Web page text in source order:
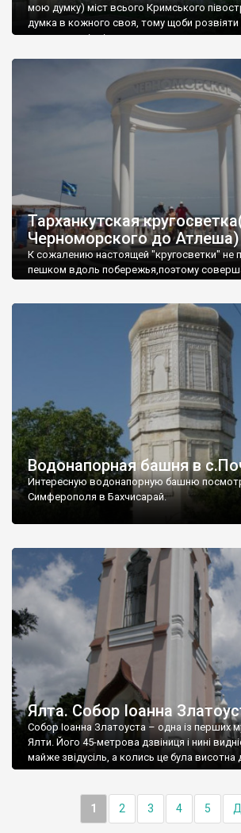
мою думку) міст всього Кримського
думка в кожного своя, тому щоби розвіяти
запрошую відвідати це
Тарханкутская
Черноморского до Атлеша)
К сожалению настоящей "кругосветки" не
пешком вдоль побережья,поэтому
Водонапорная башня в
Интересную водонапорную башню
Симферополя в Бахчисарай.
Ялта. Собор Іоанна
Собор Іоанна Златоуста – одна із перших
Ялти. Його 45-метрова дзвіниця і нині
майже звідусіль, а колись це була висотна
1 2 3 4 5